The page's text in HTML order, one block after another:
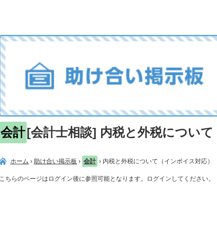
会計[会計士相談] 内税と外税について
ホーム › 助け合い掲示板 › 会計 › 内税と外税について（インボイス対応）
こちらのページはログイン後に参照可能となります。ログインしてください。